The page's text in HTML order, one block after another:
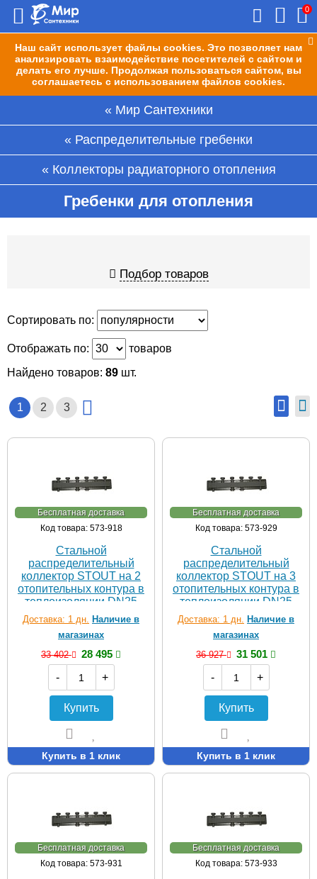
Наш сайт использует файлы cookies. Это позволяет нам
анализировать взаимодействие посетителей с сайтом и
делать его лучше. Продолжая пользоваться сайтом, вы
соглашаетесь с использованием файлов cookies.
0
Мир Сантехники
Распределительные гребенки
Коллекторы радиаторного отопления
Гребенки для отопления
Подбор товаров
Сортировать по:
Отображать по:
товаров
Найдено товаров: 89 шт.
1 2 3
Бесплатная доставка
Код товара: 573-918
Стальной
распределительный
коллектор STOUT на 2
отопительных контура в
теплоизоляции DN25
Доставка: 1 дн. Наличие в
магазинах
33 402
28 495
-
+
Купить
Купить в 1 клик
Бесплатная доставка
Код товара: 573-929
Стальной
распределительный
коллектор STOUT на 3
отопительных контура в
теплоизоляции DN25
Доставка: 1 дн. Наличие в
магазинах
36 927
31 501
-
+
Купить
Купить в 1 клик
Бесплатная доставка
Код товара: 573-931
Бесплатная доставка
Код товара: 573-933